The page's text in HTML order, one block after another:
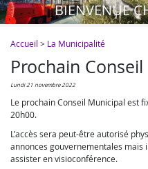
BIENVENUE
Accueil > La Municipalité
Prochain
lundi 21 novembre 2022
Le prochain Conseil Municipal est
20h00.
L’accès sera peut-être autorisé
annonces gouvernementales mais
assister en visioconférence.